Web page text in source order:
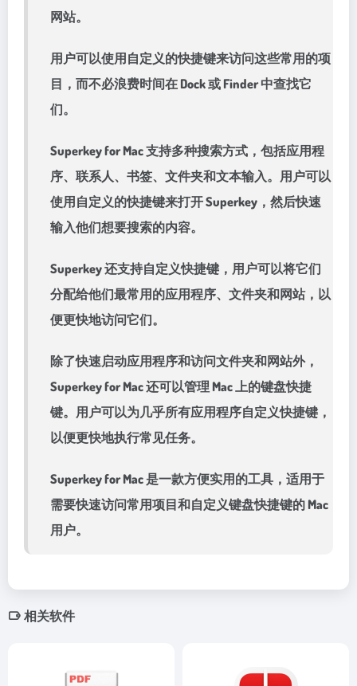
网站。
用户可以使用自定义的快捷键来访问这些常用的项
目，而不必浪费时间在 Dock 或 Finder 中查找它
们。
Superkey for Mac 支持多种搜索方式，包括应用程
序、联系人、书签、文件夹和文本输入。用户可以
使用自定义的快捷键来打开 Superkey，然后快速
输入他们想要搜索的内容。
Superkey 还支持自定义快捷键，用户可以将它们
分配给他们最常用的应用程序、文件夹和网站，以
便更快地访问它们。
除了快速启动应用程序和访问文件夹和网站外，
Superkey for Mac 还可以管理 Mac 上的键盘快捷
键。用户可以为几乎所有应用程序自定义快捷键，
以便更快地执行常见任务。
Superkey for Mac 是一款方便实用的工具，适用于
需要快速访问常用项目和自定义键盘快捷键的 Mac
用户。
相关软件